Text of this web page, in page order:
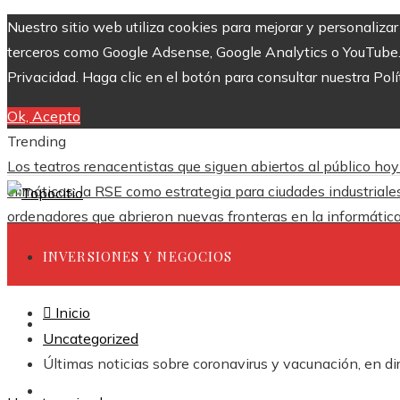
Nuestro sitio web utiliza cookies para mejorar y
terceros como Google Adsense, Google Analytics o
Privacidad. Haga clic en el botón para consultar nuestra
Ok, Acepto
Trending
Los teatros renacentistas que siguen abiertos al público
climáticas: la RSE como estrategia para ciudades
ordenadores que abrieron nuevas fronteras en la
INVERSIONES Y NEGOCIOS
CIENCIA Y TECNOLOGÍA
Inicio
Uncategorized
Últimas noticias sobre coronavirus y vacunación, en